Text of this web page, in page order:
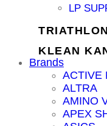
LP
KLEAN
Brands
ACTIVE
ALTRA
AMINO
APEX